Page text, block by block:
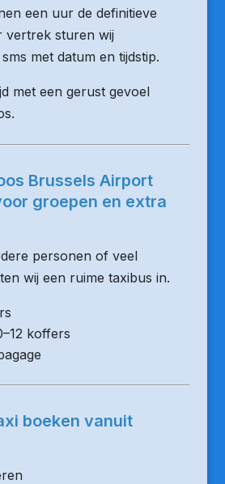
een uur de definitieve
vertrek sturen wij
met datum en tijdstip.
met een gerust gevoel
Brussels Airport
groepen en extra
personen of veel
wij een ruime taxibus in.
koffers
boeken vanuit